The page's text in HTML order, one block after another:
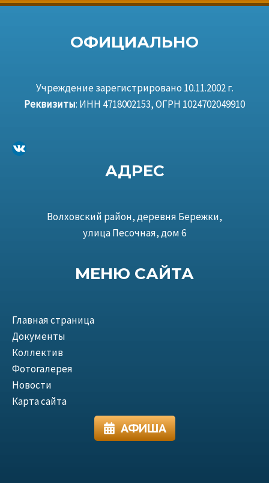
ОФИЦИАЛЬНО
Учреждение зарегистрировано 10.11.2002 г.
Реквизиты: ИНН 4718002153, ОГРН 1024702049910
ВКонтакте
АДРЕС
Волховский район, деревня Бережки,
улица Песочная, дом 6
МЕНЮ САЙТА
Главная страница
Документы
Коллектив
Фотогалерея
Новости
Карта сайта
АФИША